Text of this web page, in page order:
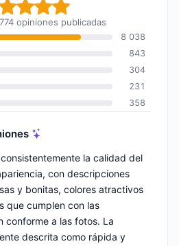
global: 9,3
opiniones publicadas
8 038
843
304
231
358
la calidad del
con descripciones
y bonitas, colores atractivos
que cumplen con las
a las fotos. La
descrita como rápida y